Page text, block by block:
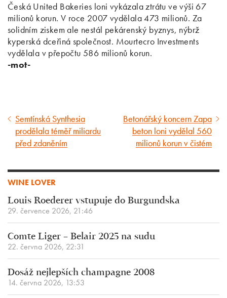
Česká United Bakeries loni vykázala ztrátu ve výši 67
milionů korun. V roce 2007 vydělala 473 milionů. Za
solidním ziskem ale nestál pekárenský byznys, nýbrž
kyperská dceřiná společnost. Mourtecro Investments
vydělala v přepočtu 586 milionů korun.
-mot-
Předcházející
článek
Semtínská Synthesia
prodělala téměř miliardu
před zdaněním
Následující
článek
Betonářský koncern Zapa
beton loni vydělal 560
milionů korun v čistém
WINE LOVER
Louis Roederer vstupuje do Burgundska
29. července 2026, 21:46
Comte Liger – Belair 2025 na sudu
22. června 2026, 22:31
Dosáž nejlepších champagne 2008
14. června 2026, 13:53